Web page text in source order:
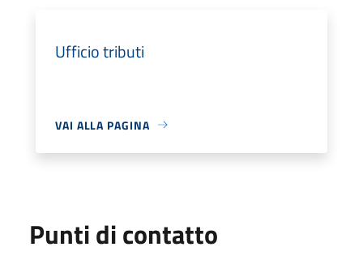
Ufficio tributi
VAI ALLA PAGINA
Punti di contatto